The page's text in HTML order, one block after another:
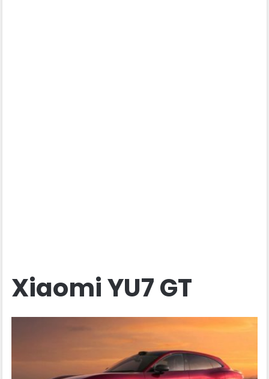
Xiaomi YU7 GT